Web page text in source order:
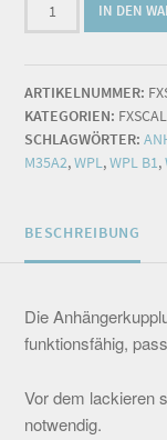
funktionsfähig
ca.
1:18)
Menge
IN DEN
ARTIKELNUMMER:
KATEGORIEN:
SCHLAGWÖRTER:
M35A2,WPL,WPL B1,
BESCHREIBUNG
Die
funktionsfähig,
Vor dem lackieren
notwendig.